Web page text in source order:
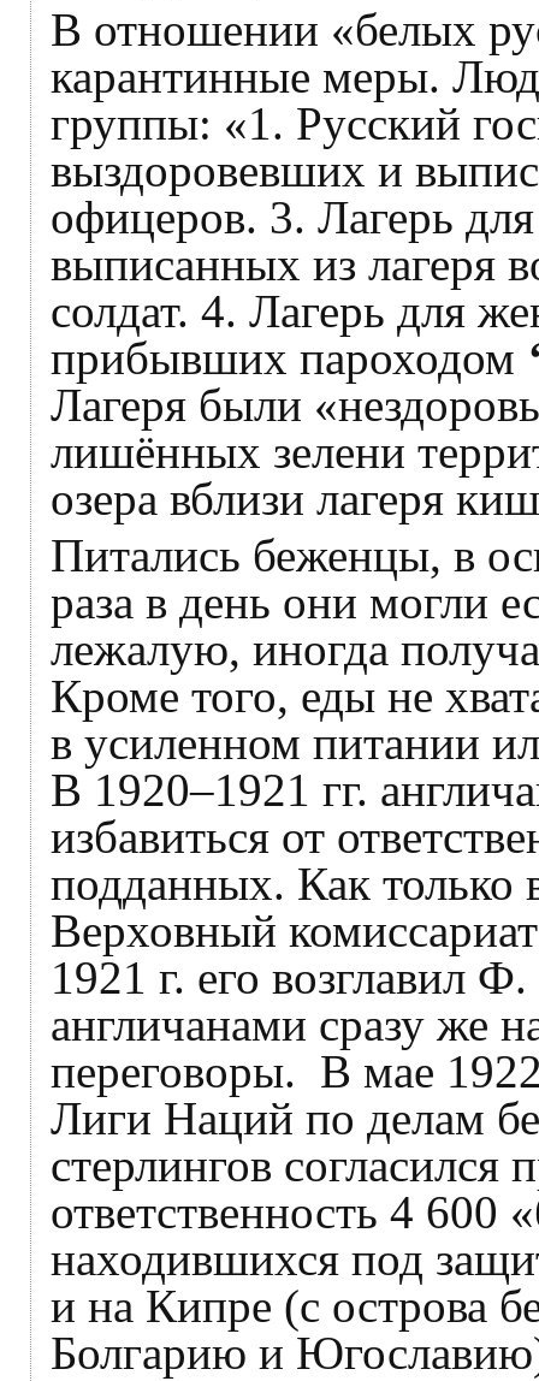
В отношении «белых
карантинные меры.
группы: «1. Русский
выздоровевших и
офицеров. 3. Лагерь
выписанных из лагеря
солдат. 4. Лагерь для
прибывших пароходом
Лагеря были
лишённых зелени
озера вблизи лагеря
Питались беженцы, в
раза в день они могли
лежалую, иногда
Кроме того, еды не
в усиленном питании
В 1920–1921 гг.
избавиться от
подданных. Как только
Верховный
1921 г. его возглавил
англичанами сразу же
переговоры. В мае
Лиги Наций по делам
стерлингов согласился
ответственность 4 600
находившихся под
и на Кипре (с острова
Болгарию и